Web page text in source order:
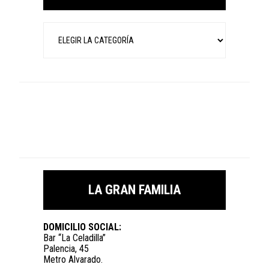
LA GRAN FAMILIA
DOMICILIO SOCIAL:
Bar “La Celadilla”
Palencia, 45
Metro Alvarado.